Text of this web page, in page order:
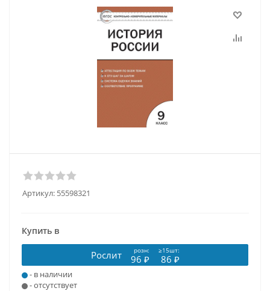
Артикул: 55598321
Купить в
Рослит розн: ≥15шт:
96 ₽ 86 ₽
- в наличии
- отсутствует